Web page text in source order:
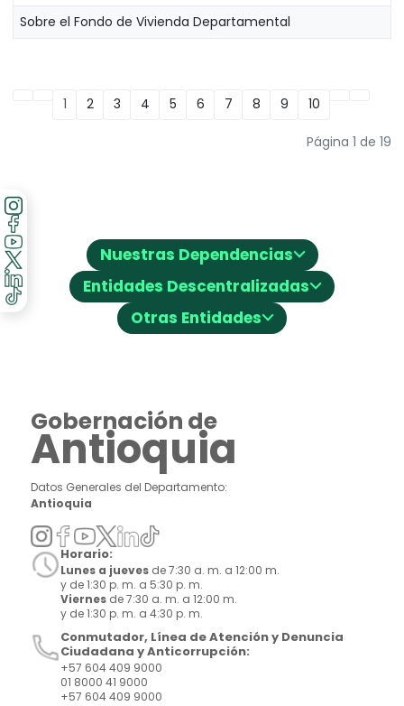
Sobre el Fondo de Vivienda Departamental
1 2 3 4 5 6 7 8 9 10
Página 1 de 19
Nuestras Dependencias⌵
Entidades Descentralizadas⌵
Otras Entidades⌵
Gobernación de
Antioquia
Datos Generales del Departamento:
Antioquia
Horario:
Lunes a jueves de 7:30 a. m. a 12:00 m.
y de 1:30 p. m. a 5:30 p. m.
Viernes de 7:30 a. m. a 12:00 m.
y de 1:30 p. m. a 4:30 p. m.
Conmutador, Línea de Atención y Denuncia
Ciudadana y Anticorrupción:
+57 604 409 9000
01 8000 41 9000
+57 604 409 9000